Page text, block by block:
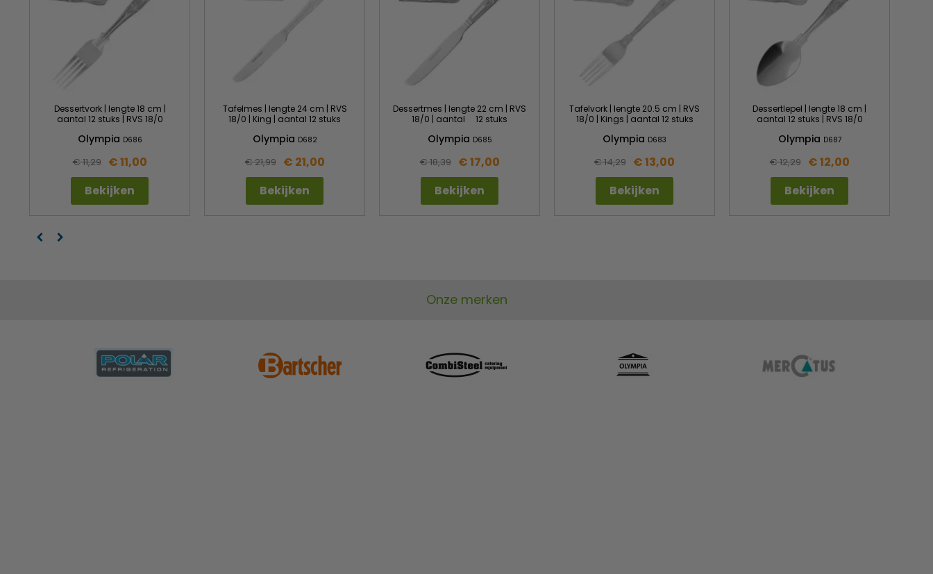
Dessertvork | lengte 18 cm |
aantal 12 stuks | RVS 18/0
Olympia D686
€ 11,29
€ 11,00
Bekijken
Tafelmes | lengte 24 cm | RVS
18/0 | King | aantal 12 stuks
Olympia D682
€ 21,99
€ 21,00
Bekijken
Dessertmes | lengte 22 cm | RVS
18/0 | aantal 12 stuks
Olympia D685
€ 18,39
€ 17,00
Bekijken
Tafelvork | lengte 20.5 cm | RVS
18/0 | Kings | aantal 12 stuks
Olympia D683
€ 14,29 € 13,00
Bekijken
Dessertlepel | lengte 18 cm |
aantal 12 stuks | RVS 18/0
Olympia D687
€ 12,29
€ 12,00
Bekijken
Onze merken